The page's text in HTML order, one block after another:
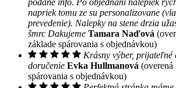
podane info. Po objednani nalepiek
napriek tomu ze su personalizovane
prevedenie). Nalepky na stene drzia
šmrc Dakujeme Tamara Naďová
základe spárovania s objednávkou)
Krásny výber, prijateľné
doručenie Evka Hullmanová (overená
spárovania s objednávkou)